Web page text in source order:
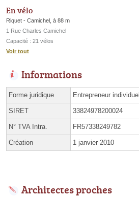
En vélo
Riquet - Camichel, à 88 m
1 Rue Charles Camichel
Capacité : 21 vélos
Voir tout
Informations
Forme juridique Entrepreneur individuel
SIRET 33824978200024
N° TVA Intra. FR57338249782
Création 1 janvier 2010
Architectes proches